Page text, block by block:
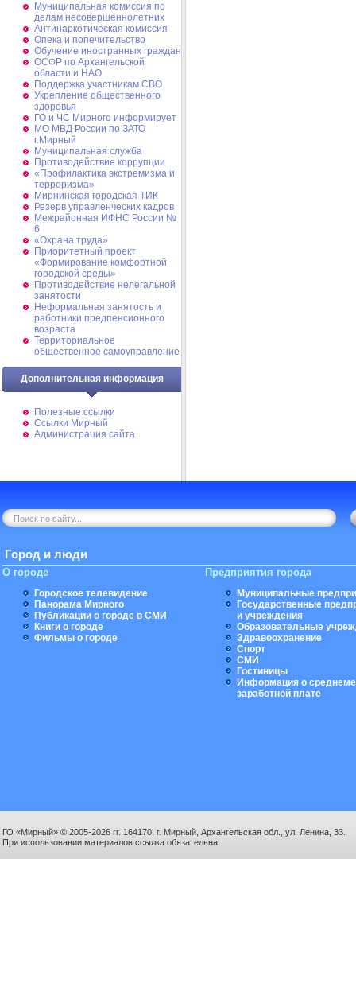
Муниципальная комиссия по
делам несовершеннолетних
Антинаркотическая комиссия
Опека и попечительство
Обучение иностранных граждан
ОСФР по Архангельской
области и НАО
Поддержка участникам СВО
Укрепление общественного
здоровья
ГО и ЧС Мирного информирует
МО МВД России по ЗАТО
г.Мирный
Муниципальная cлужба
Противодействие коррупции
«Профилактика экстремизма и
терроризма»
Мирнинская городская ТИК
Резерв управленческих кадров
Межрайонная ИФНС России №
6
«Охрана труда»
Приоритетный проект
«Формирование комфортной
городской среды»
Противодействие нелегальной
занятости
Неформальная занятость и
работники предпенсионного
возраста
Территориальное
общественное самоуправление
Дополнительная информация
Полезные ссылки
Ссылки Мирный
Администрация сайта
Город и люди
О городе
Городское телевидение
Панорама Мирного
Публикации о городе в СМИ
Книги о городе
Фильмы о городе
Предприятия города
Муниципальные
Государственные
и учреждения
Образовательные
Здравоохранение
Спорт
СМИ
Гостиницы
Информация о
заработной плате
ГО «Мирный» © 2005-2026 гг. 164170, г. Мирный, Архангельская обл., ул. Ленина, 33.
При использовании материалов ссылка обязательна.